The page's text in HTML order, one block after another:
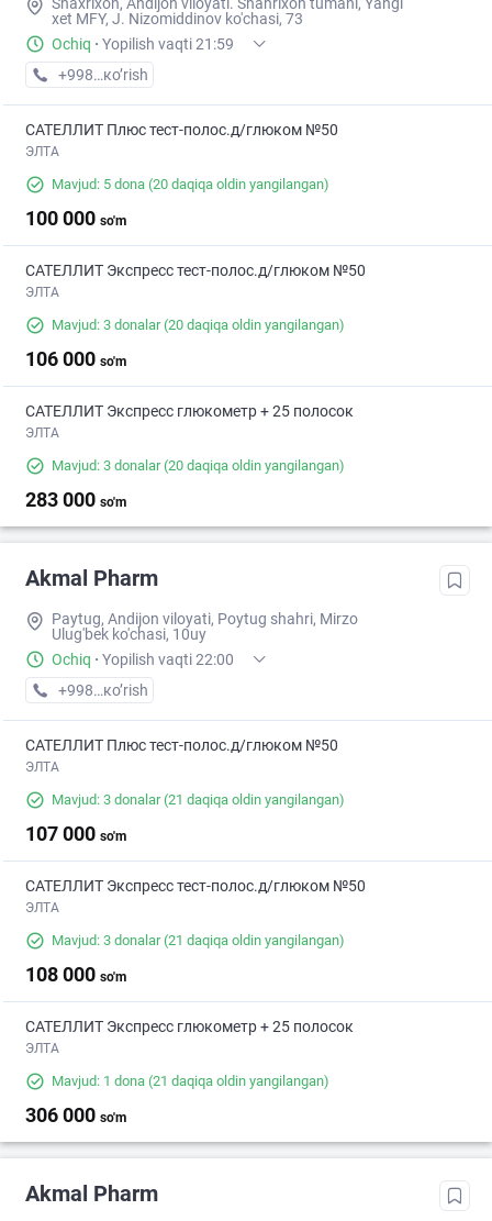
Shaxrixon, Andijon viloyati. Shahrixon tumani, Yangi
xet MFY, J. Nizomiddinov ko'chasi, 73
Ochiq · Yopilish vaqti 21:59
+998 (90) XXX-XX-XX
кo’rish
САТЕЛЛИТ Плюс тест-полос.д/глюком №50
ЭЛТА
Mavjud: 5 dona (20 daqiqa oldin yangilangan)
100 000 so'm
САТЕЛЛИТ Экспресс тест-полос.д/глюком №50
ЭЛТА
Mavjud: 3 donalar(20 daqiqa oldin yangilangan)
106 000 so'm
САТЕЛЛИТ Экспресс глюкометр + 25 полосок
ЭЛТА
Mavjud: 3 donalar(20 daqiqa oldin yangilangan)
283 000 so'm
Akmal Pharm
Paytug, Andijon viloyati, Poytug shahri, Mirzo
Ulug'bek ko'chasi, 10uy
Ochiq · Yopilish vaqti 22:00
+998 (90) XXX-XX-XX
кo’rish
САТЕЛЛИТ Плюс тест-полос.д/глюком №50
ЭЛТА
Mavjud: 3 donalar(21 daqiqa oldin yangilangan)
107 000 so'm
САТЕЛЛИТ Экспресс тест-полос.д/глюком №50
ЭЛТА
Mavjud: 3 donalar(21 daqiqa oldin yangilangan)
108 000 so'm
САТЕЛЛИТ Экспресс глюкометр + 25 полосок
ЭЛТА
Mavjud: 1 dona (21 daqiqa oldin yangilangan)
306 000 so'm
Akmal Pharm